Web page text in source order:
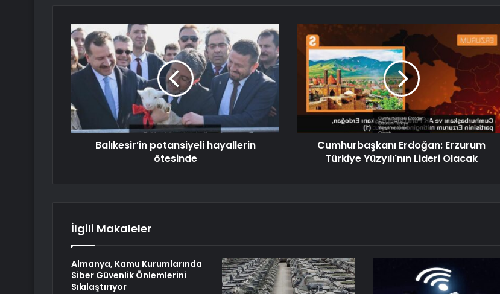
Balıkesir’in potansiyeli hayallerin
ötesinde
Cumhurbaşkanı Erdoğan: Erzurum
Türkiye Yüzyılı'nın Lideri Olacak
İlgili Makaleler
Almanya, Kamu Kurumlarında
Siber Güvenlik Önlemlerini
Sıkılaştırıyor